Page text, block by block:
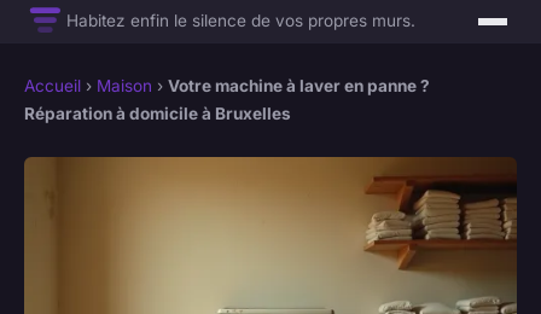
Habitez enfin le silence de vos propres murs.
Accueil › Maison › Votre machine à laver en panne ?
Réparation à domicile à Bruxelles